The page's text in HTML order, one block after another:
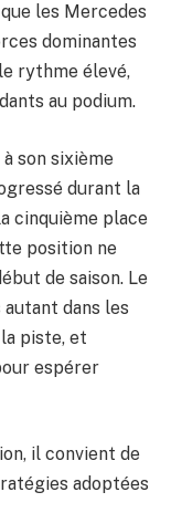
les Mercedes
dominantes
rythme élevé,
au podium.
son sixième
durant la
cinquième place
position ne
de saison. Le
dans les
piste, et
espérer
il convient de
adoptées